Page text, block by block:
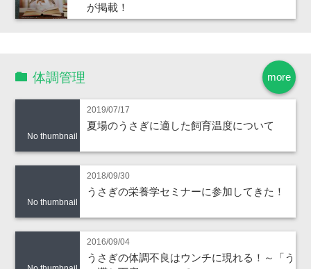
が掲載！
more
体調管理
No thumbnail
2019/07/17
夏場のうさぎに適した飼育温度について
No thumbnail
2018/09/30
うさぎの栄養学セミナーに参加してきた！
2016/09/04
うさぎの体調不良はウンチに現れる！～「う